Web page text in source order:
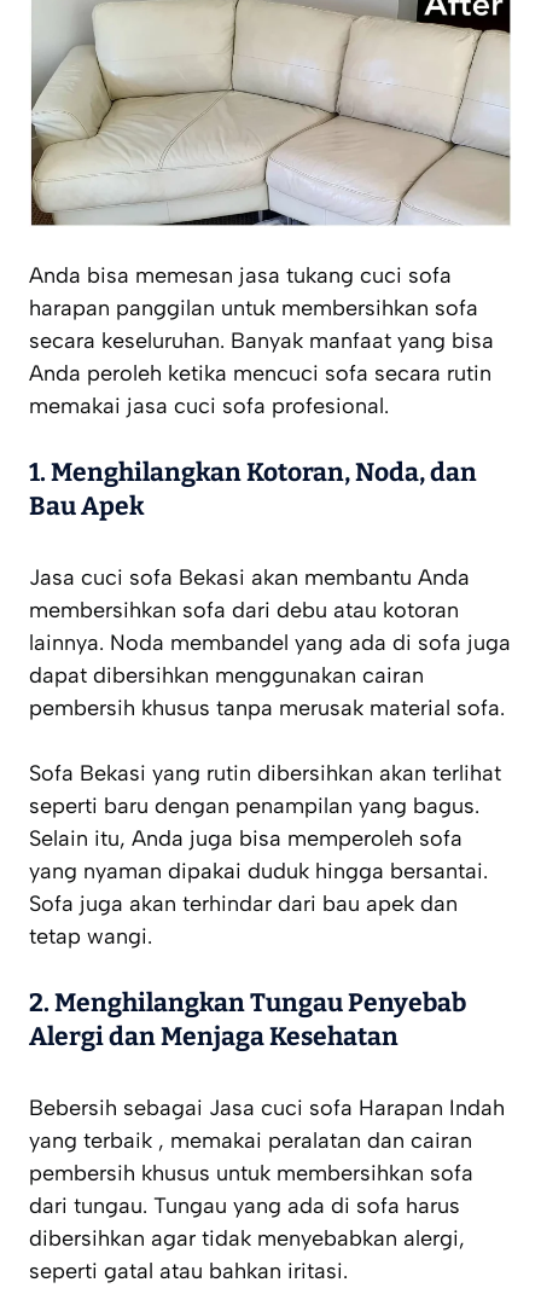
Anda bisa memesan jasa tukang cuci sofa
harapan panggilan untuk membersihkan sofa
secara keseluruhan. Banyak manfaat yang bisa
Anda peroleh ketika mencuci sofa secara rutin
memakai jasa cuci sofa profesional.
1. Menghilangkan Kotoran, Noda, dan
Bau Apek
Jasa cuci sofa Bekasi akan membantu Anda
membersihkan sofa dari debu atau kotoran
lainnya. Noda membandel yang ada di sofa juga
dapat dibersihkan menggunakan cairan
pembersih khusus tanpa merusak material sofa.
Sofa Bekasi yang rutin dibersihkan akan terlihat
seperti baru dengan penampilan yang bagus.
Selain itu, Anda juga bisa memperoleh sofa
yang nyaman dipakai duduk hingga bersantai.
Sofa juga akan terhindar dari bau apek dan
tetap wangi.
2. Menghilangkan Tungau Penyebab
Alergi dan Menjaga Kesehatan
Bebersih sebagai Jasa cuci sofa Harapan Indah
yang terbaik , memakai peralatan dan cairan
pembersih khusus untuk membersihkan sofa
dari tungau. Tungau yang ada di sofa harus
dibersihkan agar tidak menyebabkan alergi,
seperti gatal atau bahkan iritasi.